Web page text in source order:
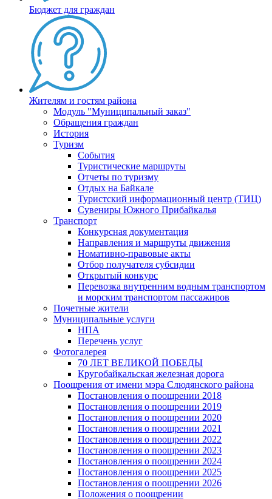
Бюджет для граждан
Жителям и гостям района
Модуль "Муниципальный заказ"
Обращения граждан
История
Туризм
События
Туристические маршруты
Отчеты по туризму
Отдых на Байкале
Туристский информационный центр (ТИЦ)
Сувениры Южного Прибайкалья
Транспорт
Конкурсная документация
Направления и маршруты движения
Номативно-правовые акты
Отбор получателя субсидии
Открытый конкурс
Перевозка внутренним водным транспортом
и морским транспортом пассажиров
Почетные жители
Муниципальные услуги
НПА
Перечень услуг
Фотогалерея
70 ЛЕТ ВЕЛИКОЙ ПОБЕДЫ
Кругобайкальская железная дорога
Поощрения от имени мэра Слюдянского района
Постановления о поощрении 2018
Постановления о поощрении 2019
Постановления о поощрении 2020
Постановления о поощрении 2021
Постановления о поощрении 2022
Постановления о поощрении 2023
Постановления о поощрении 2024
Постановления о поощрении 2025
Постановления о поощрении 2026
Положения о поощрении